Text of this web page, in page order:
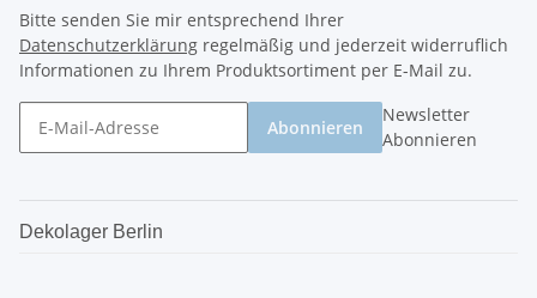
Bitte senden Sie mir entsprechend Ihrer
Datenschutzerklärung regelmäßig und jederzeit widerruflich
Informationen zu Ihrem Produktsortiment per E-Mail zu.
Abonnieren
Newsletter
Abonnieren
Dekolager Berlin